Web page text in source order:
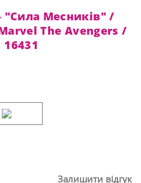
"Сила Месників" /
The Avengers /
Залишити відгук